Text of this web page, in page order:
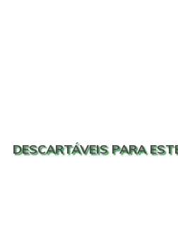
DESCARTÁVEIS PARA